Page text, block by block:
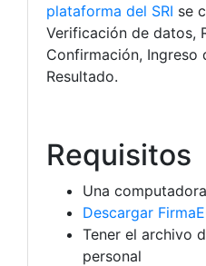
plataforma del SRI se
Verificación de datos,
Confirmación,
Resultado.
Requisitos
Una
Descargar
Tener el archivo
personal